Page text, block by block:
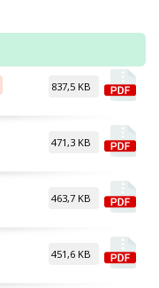
837,5 KB
471,3 KB
463,7 KB
451,6 KB